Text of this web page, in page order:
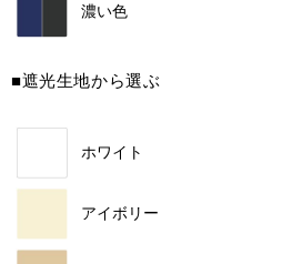
濃い色
■遮光生地から選ぶ
ホワイト
アイボリー